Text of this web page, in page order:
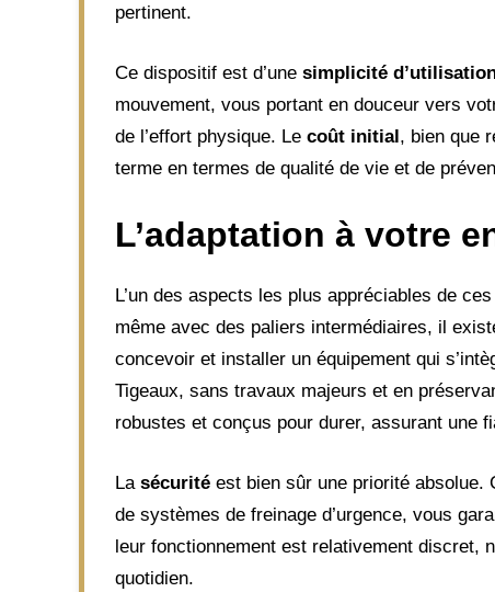
pertinent.
Ce dispositif est d’une simplicité
mouvement, vous portant en douceur vers
de l’effort physique. Le coût initial, bien que
terme en termes de qualité de vie et de
L’adaptation à votre
L’un des aspects les plus appréciables de
même avec des paliers intermédiaires, il
concevoir et installer un équipement qui
Tigeaux, sans travaux majeurs et en
robustes et conçus pour durer, assurant une
La sécurité est bien sûr une priorité absolue.
de systèmes de freinage d’urgence, vous
leur fonctionnement est relativement discret,
quotidien.